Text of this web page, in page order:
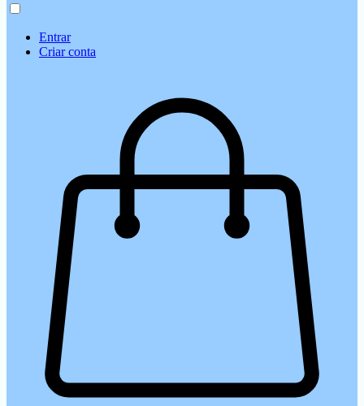
Entrar
Criar conta